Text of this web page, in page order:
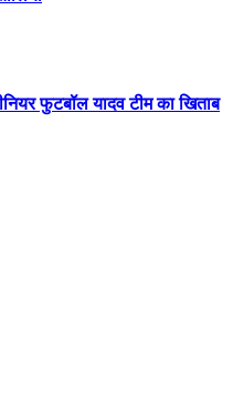
फुटबॉल यादव टीम का खिताब